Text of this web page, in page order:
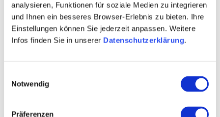
analysieren, Funktionen für soziale Medien zu integrieren
und Ihnen ein besseres Browser-Erlebnis zu bieten. Ihre
Einstellungen können Sie jederzeit anpassen. Weitere
Infos finden Sie in unserer Datenschutzerklärung.
Notwendig
Präferenzen
Kontakt